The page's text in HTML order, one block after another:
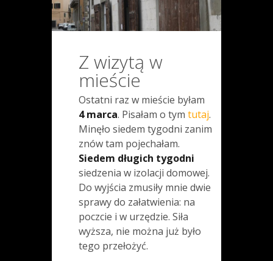
Z wizytą w
mieście
Ostatni raz w mieście byłam
4 marca. Pisałam o tym tutaj.
Minęło siedem tygodni zanim
znów tam pojechałam.
Siedem długich tygodni
siedzenia w izolacji domowej.
Do wyjścia zmusiły mnie dwie
sprawy do załatwienia: na
poczcie i w urzędzie. Siła
wyższa, nie można już było
tego przełożyć.